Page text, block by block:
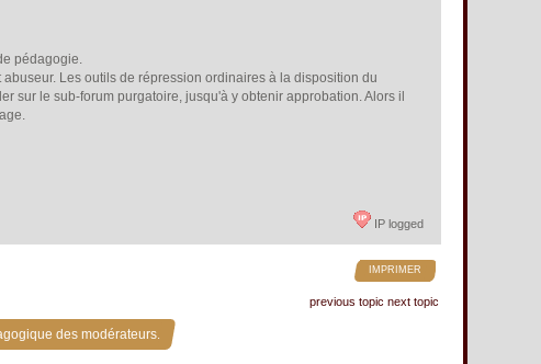
pédagogie.
Les outils de répression ordinaires à la disposition du
sur le sub-forum purgatoire, jusqu'à y obtenir approbation. Alors il
IP logged
IMPRIMER
previous topic next topic
des modérateurs.